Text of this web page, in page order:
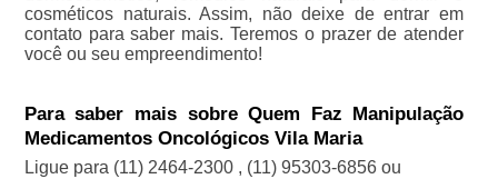
cosméticos naturais. Assim, não deixe de entrar em
contato para saber mais. Teremos o prazer de atender
você ou seu empreendimento!
Para saber mais sobre Quem Faz Manipulação
Medicamentos Oncológicos Vila Maria
Ligue para (11) 2464-2300 , (11) 95303-6856 ou